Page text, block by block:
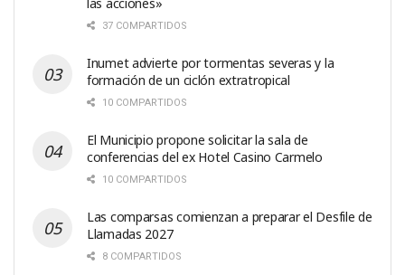
37 COMPARTIDOS
Inumet advierte por tormentas severas y la
formación de un ciclón extratropical
10 COMPARTIDOS
El Municipio propone solicitar la sala de
conferencias del ex Hotel Casino Carmelo
10 COMPARTIDOS
Las comparsas comienzan a preparar el Desfile de
Llamadas 2027
8 COMPARTIDOS